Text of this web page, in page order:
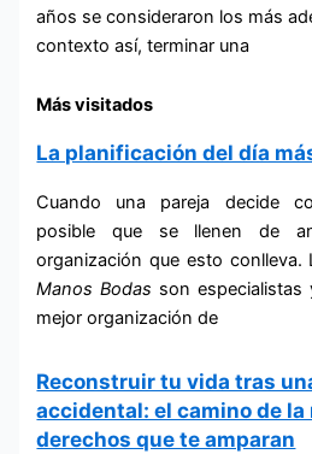
años se consideraron los más
contexto así, terminar una
Más visitados
La planificación del día
Cuando una pareja decide
posible que se llenen de
organización que esto conlleva.
Manos Bodas son especialistas
mejor organización de
Reconstruir tu vida tras
accidental: el camino de
derechos que te amparan